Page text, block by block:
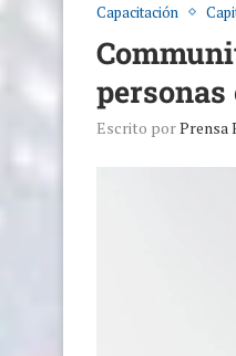
Capacitación
Escrito porPrensa